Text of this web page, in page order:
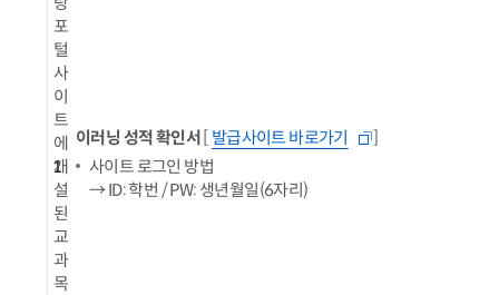
1
포
털
사
이
트
에
개
설
된
교
과
목
이러닝 성적 확인서 [ 발급사이트 바로가기
]
사이트 로그인 방법
→ ID: 학번 / PW: 생년월일(6자리)